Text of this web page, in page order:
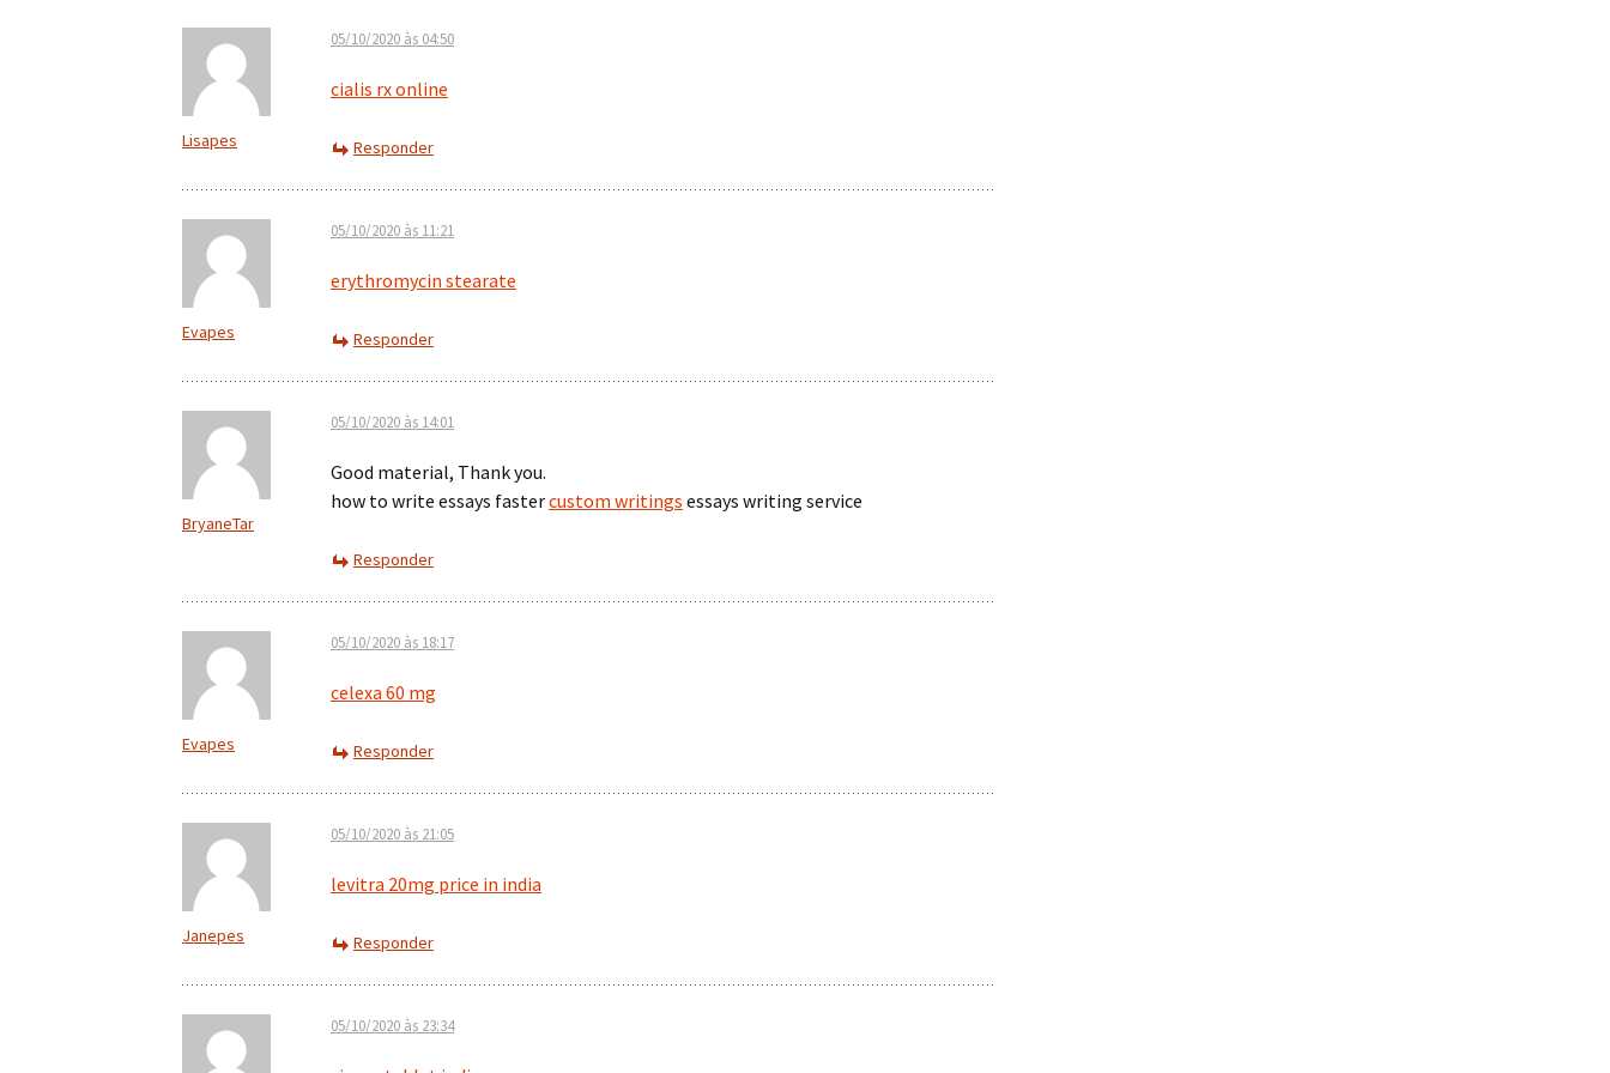
Lisapes
05/10/2020 às 04:50
cialis rx online
Responder
Evapes
05/10/2020 às 11:21
erythromycin stearate
Responder
BryaneTar
05/10/2020 às 14:01
Good material, Thank you.
how to write essays fastercustom writings essays writing service
Responder
Evapes
05/10/2020 às 18:17
celexa 60 mg
Responder
Janepes
05/10/2020 às 21:05
levitra 20mg price in india
Responder
05/10/2020 às 23:34